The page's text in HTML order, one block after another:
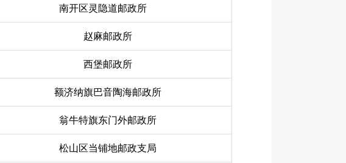
南开区灵隐道邮政所
赵麻邮政所
西堡邮政所
额济纳旗巴音陶海邮政所
翁牛特旗东门外邮政所
松山区当铺地邮政支局